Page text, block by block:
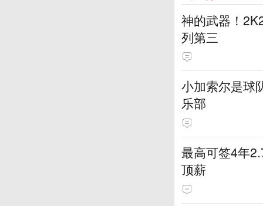
神的武器！
列第三
小加索尔是球
乐部
最高可签4年
顶薪